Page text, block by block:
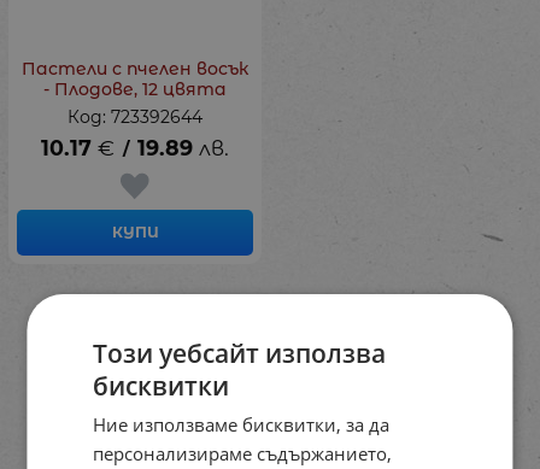
Пастели с пчелен восък
- Плодове, 12 цвята
Код: 723392644
10.17 € / 19.89 лв.
КУПИ
Този уебсайт използва
бисквитки
Ние използваме бисквитки, за да
персонализираме съдържанието,